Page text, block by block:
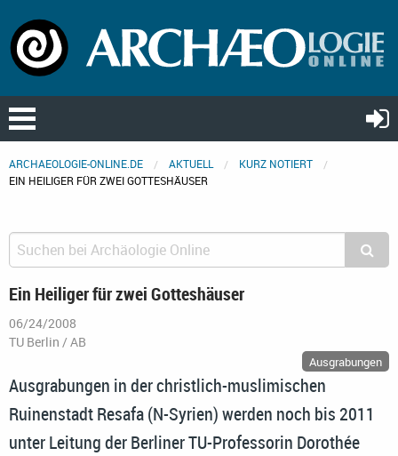
ARCHAEOLOGIE-ONLINE.DE AKTUELL
KURZ NOTIERT
EIN HEILIGER FÜR ZWEI GOTTESHÄUSER
Ein Heiliger für zwei Gotteshäuser
06/24/2008
TU Berlin / AB
Ausgrabungen
Ausgrabungen in der christlich-muslimischen
Ruinenstadt Resafa (N-Syrien) werden noch bis 2011
unter Leitung der Berliner TU-Professorin Dorothée